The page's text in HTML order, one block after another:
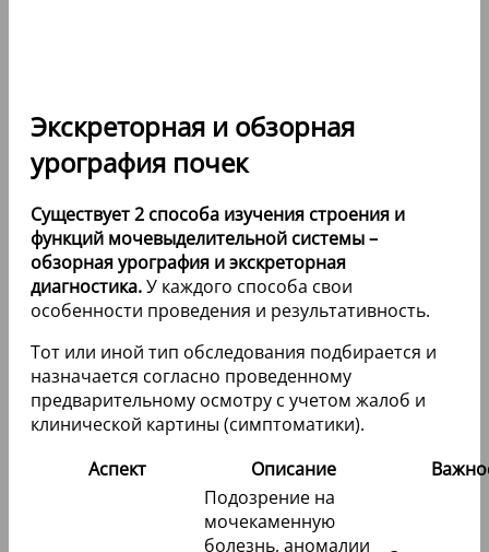
Экскреторная и обзорная
урография почек
Существует 2 способа изучения строения и
функций мочевыделительной системы –
обзорная урография и экскреторная
диагностика.У каждого способа свои
особенности проведения и результативность.
Тот или иной тип обследования подбирается и
назначается согласно проведенному
предварительному осмотру с учетом жалоб и
клинической картины (симптоматики).
Аспект
Описание
Подозрение на
мочекаменную
болезнь, аномалии